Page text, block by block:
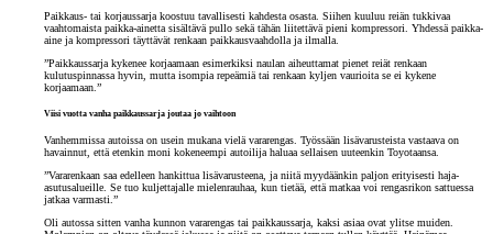
Paikkaus- tai korjaussarja koostuu tavallisesti kahdesta osasta. Siihen kuuluu reiän tukkivaa
vaahtomaista paikka-ainetta sisältävä pullo sekä tähän liitettävä pieni kompressori. Yhdessä paikka-
aine ja kompressori täyttävät renkaan paikkausvaahdolla ja ilmalla.
”Paikkaussarja kykenee korjaamaan esimerkiksi naulan aiheuttamat pienet reiät renkaan
kulutuspinnassa hyvin, mutta isompia repeämiä tai renkaan kyljen vaurioita se ei kykene
korjaamaan.”
Viisi vuotta vanha paikkaussarja joutaa jo vaihtoon
Vanhemmissa autoissa on usein mukana vielä vararengas. Työssään lisävarusteista vastaava on
havainnut, että etenkin moni kokeneempi autoilija haluaa sellaisen uuteenkin Toyotaansa.
”Vararenkaan saa edelleen hankittua lisävarusteena, ja niitä myydäänkin paljon erityisesti haja-
asutusalueille. Se tuo kuljettajalle mielenrauhaa, kun tietää, että matkaa voi rengasrikon sattuessa
jatkaa varmasti.”
Oli autossa sitten vanha kunnon vararengas tai paikkaussarja, kaksi asiaa ovat ylitse muiden.